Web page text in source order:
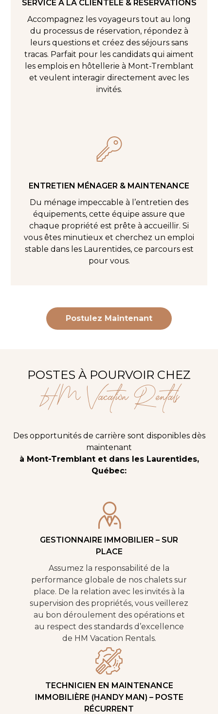
SERVICE À LA CLIENTÈLE & RÉSERVATIONS
Accompagnez les voyageurs tout au long
du processus de réservation, répondez à
leurs questions et créez des séjours sans
tracas. Parfait pour les candidats qui aiment
les emplois en hôtellerie à Mont-Tremblant
et veulent interagir directement avec les
invités.
ENTRETIEN MÉNAGER & MAINTENANCE
Du ménage impeccable à l’entretien des
équipements, cette équipe assure que
chaque propriété est prête à accueillir. Si
vous êtes minutieux et cherchez un emploi
stable dans les Laurentides, ce parcours est
pour vous.
Postulez Maintenant
POSTES À POURVOIR CHEZ
HM Vacation Rentals
Des opportunités de carrière sont disponibles dès
maintenant
à Mont-Tremblant et dans les Laurentides,
Québec:
GESTIONNAIRE IMMOBILIER – SUR
PLACE
Assumez la responsabilité de la
performance globale de nos chalets sur
place. De la relation avec les invités à la
supervision des propriétés, vous veillerez
au bon déroulement des opérations et
au respect des standards d’excellence
de HM Vacation Rentals.
TECHNICIEN EN MAINTENANCE
IMMOBILIÈRE (HANDY MAN) – POSTE
RÉCURRENT